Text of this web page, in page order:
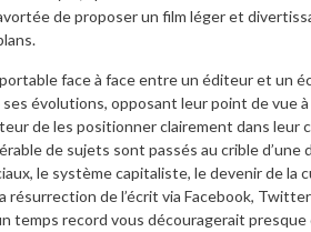
de proposer un film léger et
face à face entre un éditeur et un
évolutions, opposant leur point de vue
de les positionner clairement dans leur
de sujets sont passés au crible d’une
le système capitaliste, le devenir de la
de l’écrit via Facebook,
temps record vous découragerait